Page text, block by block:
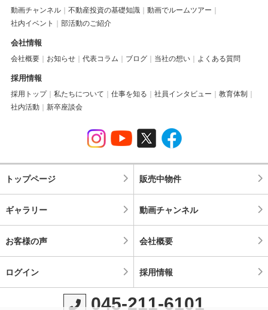
動画チャンネル 不動産投資の基礎知識
動画でルームツアー
社内イベント
部活動のご紹介
会社情報
会社概要 お知らせ 代表コラム ブログ 当社の想い よくある質問
採用情報
採用トップ 私たちについて 仕事を知る 社員インタビュー
教育体制
社内活動
新卒座談会
トップページ 販売中物件
ギャラリー 動画チャンネル
お客様の声 会社概要
ログイン 採用情報
045-211-6101